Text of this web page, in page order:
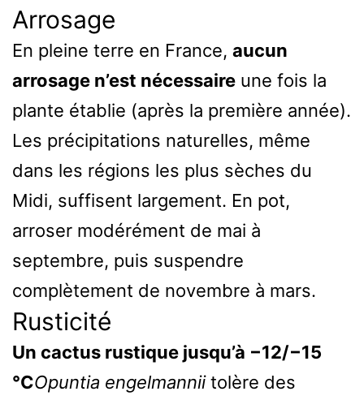
Arrosage
En pleine terre en France, aucun
arrosage n’est nécessaire une fois la
plante établie (après la première année).
Les précipitations naturelles, même
dans les régions les plus sèches du
Midi, suffisent largement. En pot,
arroser modérément de mai à
septembre, puis suspendre
complètement de novembre à mars.
Rusticité
Un cactus rustique jusqu’à −12/−15
°COpuntia engelmanniitolère des